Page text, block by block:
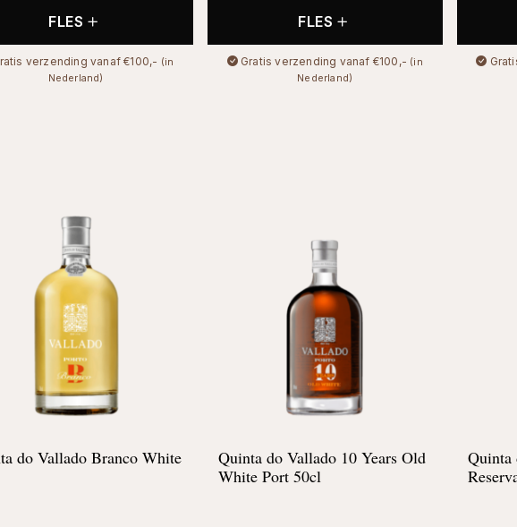
FLES
verzending vanaf €100,- (in
Nederland)
FLES
Gratis verzending vanaf €100,- (in
Nederland)
do Vallado Branco White
Quinta do Vallado 10 Years Old
White Port 50cl
Quinta